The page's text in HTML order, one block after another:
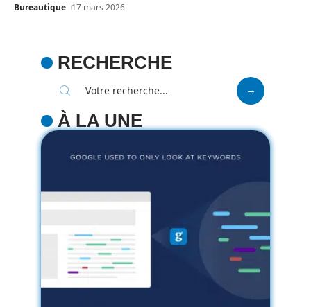
Bureautique 17 mars 2026
RECHERCHE
À LA UNE